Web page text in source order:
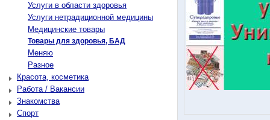
Услуги в области здоровья
Услуги нетрадиционной медицины
Медицинские товары
Товары для здоровья, БАД
Меняю
Разное
Красота, косметика
Работа / Вакансии
Знакомства
Спорт